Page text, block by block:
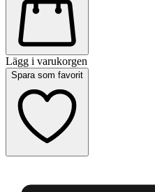
Lägg i varukorgen
Spara som favorit